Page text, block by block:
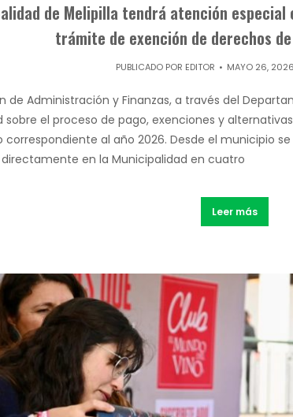
de Melipilla tendrá atención
trámite de exención de derechos
PUBLICADO POR EDITOR MAYO 26, 2026
de Administración y Finanzas, a través del
el proceso de pago, exenciones y
correspondiente al año 2026. Desde el municipio
en la Municipalidad en cuatro
Leer más